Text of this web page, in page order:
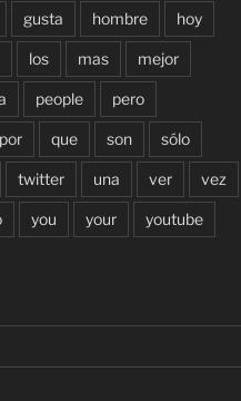
gusta hombre hoy
los mas mejor
people pero
que son sólo
twitter una ver vez
you your youtube